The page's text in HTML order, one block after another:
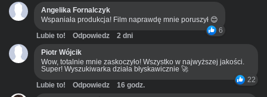
Angelika Fornalczyk
Wspaniała produkcja! Film naprawdę mnie poruszył 😊
6
Lubie to! Odpowiedz
2 dni
Piotr Wójcik
Wow, totalnie mnie zaskoczyło! Wszystko w najwyższej jakości.
Super! Wyszukiwarka działa błyskawicznie 🚀
22
Lubie to! Odpowiedz
16 godz.